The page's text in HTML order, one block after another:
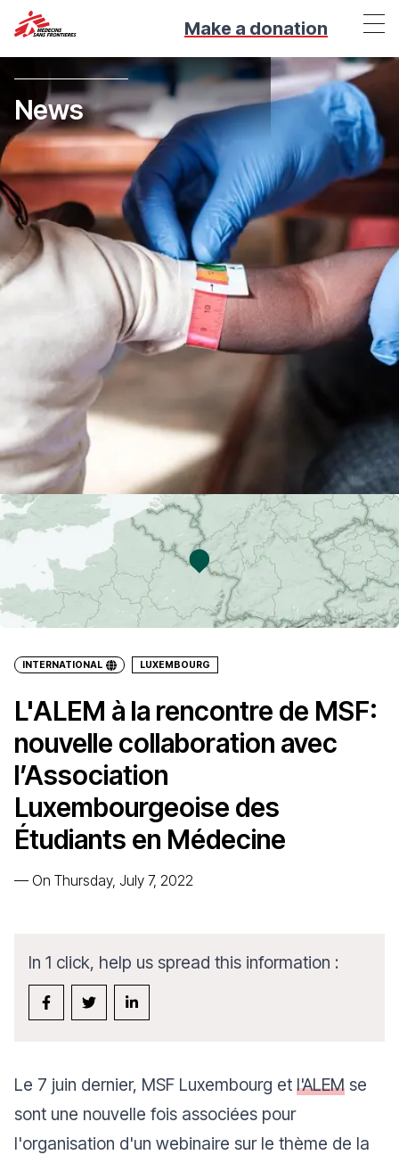
Make a donation
News
INTERNATIONAL LUXEMBOURG
L'ALEM à la rencontre de MSF:
nouvelle collaboration avec
l’Association
Luxembourgeoise des
Étudiants en Médecine
— On Thursday, July 7, 2022
In 1 click, help us spread this information :
Le 7 juin dernier, MSF Luxembourg et l'ALEM se
sont une nouvelle fois associées pour
l'organisation d'un webinaire sur le thème de la